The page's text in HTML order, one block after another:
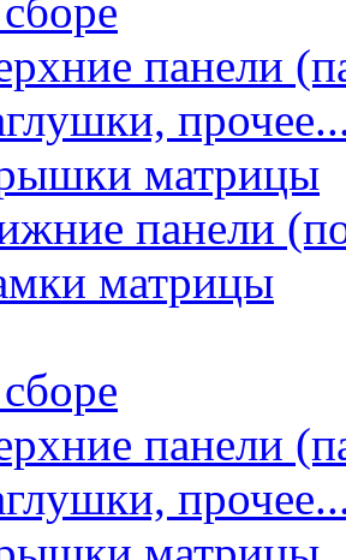
панели
матрицы
панели
матрицы
панели